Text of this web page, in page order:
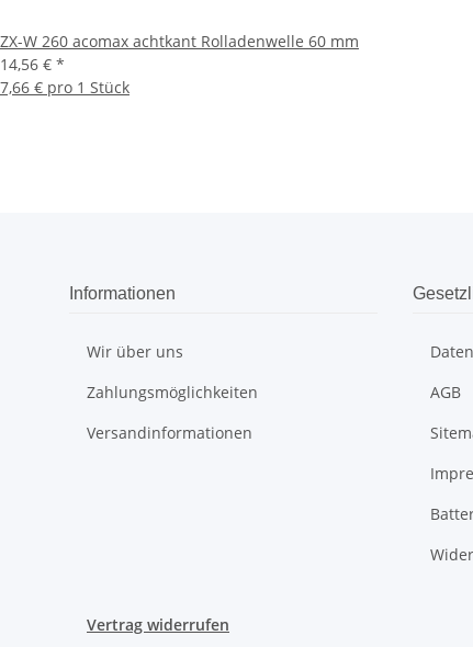
ZX-W 260 acomax achtkant Rolladenwelle 60 mm
14,56 € *
7,66 € pro 1 Stück
Informationen
Wir über uns
Zahlungsmöglichkeiten
Versandinformationen
AGB
Vertrag widerrufen